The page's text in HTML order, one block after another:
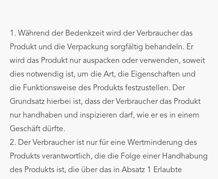
1. Während der Bedenkzeit wird der Verbraucher das
Produkt und die Verpackung sorgfältig behandeln. Er
wird das Produkt nur auspacken oder verwenden, soweit
dies notwendig ist, um die Art, die Eigenschaften und
die Funktionsweise des Produkts festzustellen. Der
Grundsatz hierbei ist, dass der Verbraucher das Produkt
nur handhaben und inspizieren darf, wie er es in einem
Geschäft dürfte.
2. Der Verbraucher ist nur für eine Wertminderung des
Produkts verantwortlich, die die Folge einer Handhabung
des Produkts ist, die über das in Absatz 1 Erlaubte